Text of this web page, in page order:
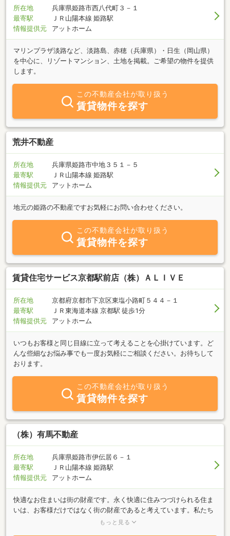
かな対応を身近な価格でご提供し、関西エリアでも多くのお客様よ
り高い評価をいただいております。◆賃貸VS購入 幅広い視点でご
提案━━━━━━━━━━━━━━━━━賃貸・売買双方の専門知
うえで、お客様にとって最適なご提案をいたします。
所在地
兵庫県姫路市西八代町３－１
最寄駅
ＪＲ山陽本線 姫路駅
情報提供元
アットホーム
マリンプラザ淡路など、淡路島、赤穂（兵庫県）・日生（岡山県）
を中心に、リゾートマンション、土地を掲載。ご希望の物件を提供
します。
この不動産会社が取り扱う
賃貸物件を探す
荒井不動産
所在地
兵庫県姫路市中地３５１－５
最寄駅
ＪＲ山陽本線 姫路駅
情報提供元
アットホーム
地元の姫路の不動産ですお気軽にお問い合わせください。
この不動産会社が取り扱う
賃貸物件を探す
賃貸住宅サービス京都駅前店（株）ＡＬＩＶＥ
所在地
京都府京都市下京区東塩小路町５４４－１
最寄駅
ＪＲ東海道本線 京都駅 徒歩1分
情報提供元
アットホーム
いつもお客様と同じ目線に立って考えることを心掛けています。ど
んな些細なお悩み事でも一度お気軽にご相談ください。お待ちして
おります。
この不動産会社が取り扱う
賃貸物件を探す
（株）有馬不動産
所在地
兵庫県姫路市伊伝居６－１
最寄駅
ＪＲ山陽本線 姫路駅
情報提供元
アットホーム
快適なお住まいは街の財産です。永く快適に住みつづけられる住ま
いは、お客様だけではなく街の財産であると考えています。私たち
は人と街が自然と調和する住まいの提供を目指しています。私ども
もっと見る